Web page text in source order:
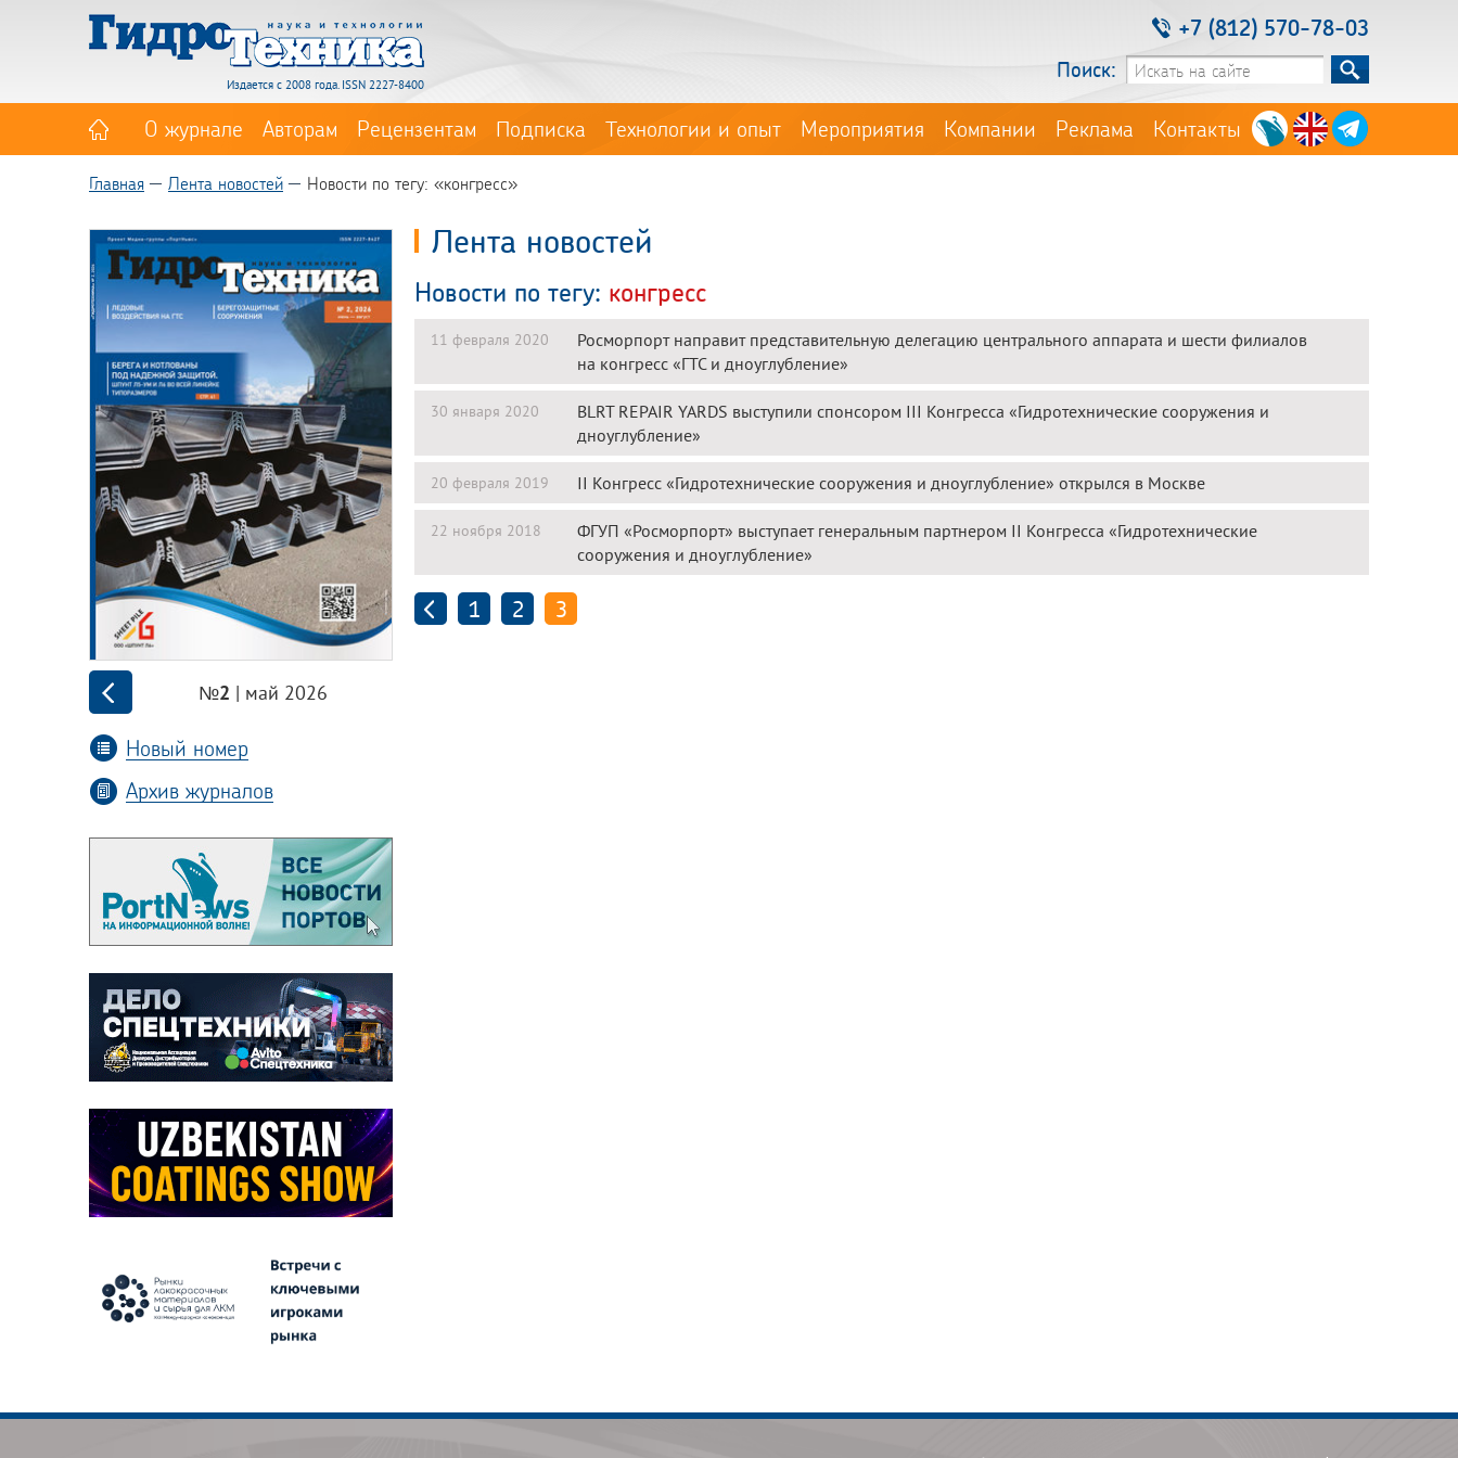
Издается с 2008 года. ISSN 2227-8400
+7 (812) 570-78-03
Поиск:
О журнале Авторам Рецензентам Подписка Технологии и опыт Мероприятия Компании Реклама Контакты
Главная Лента новостей Новости по тегу: «конгресс»
№2 | май 2026
Новый номер
Архив журналов
Лента новостей
Новости по тегу: конгресс
11 февраля 2020
Росморпорт направит представительную делегацию центрального аппарата и шести филиалов
на конгресс «ГТС и дноуглубление»
30 января 2020
BLRT REPAIR YARDS выступили спонсором III Конгресса «Гидротехнические сооружения и
дноуглубление»
20 февраля 2019 II Конгресс «Гидротехнические сооружения и дноуглубление» открылся в Москве
22 ноября 2018
ФГУП «Росморпорт» выступает генеральным партнером II Конгресса «Гидротехнические
сооружения и дноуглубление»
1 2 3